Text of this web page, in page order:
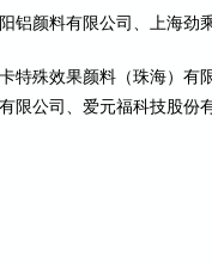
铝颜料有限公司、上海劲
特殊效果颜料（珠海）有
限公司、爱元福科技股份